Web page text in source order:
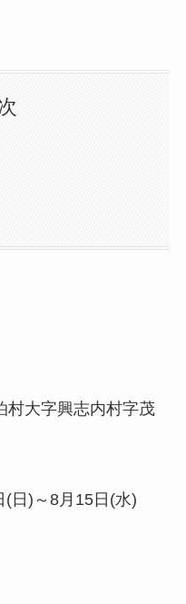
大字興志内村字茂
日)～8月15日(水)